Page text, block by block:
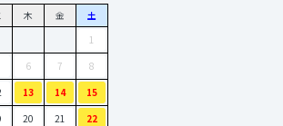
木 金
土
1
6 7
8
13 14
15
20 21
22